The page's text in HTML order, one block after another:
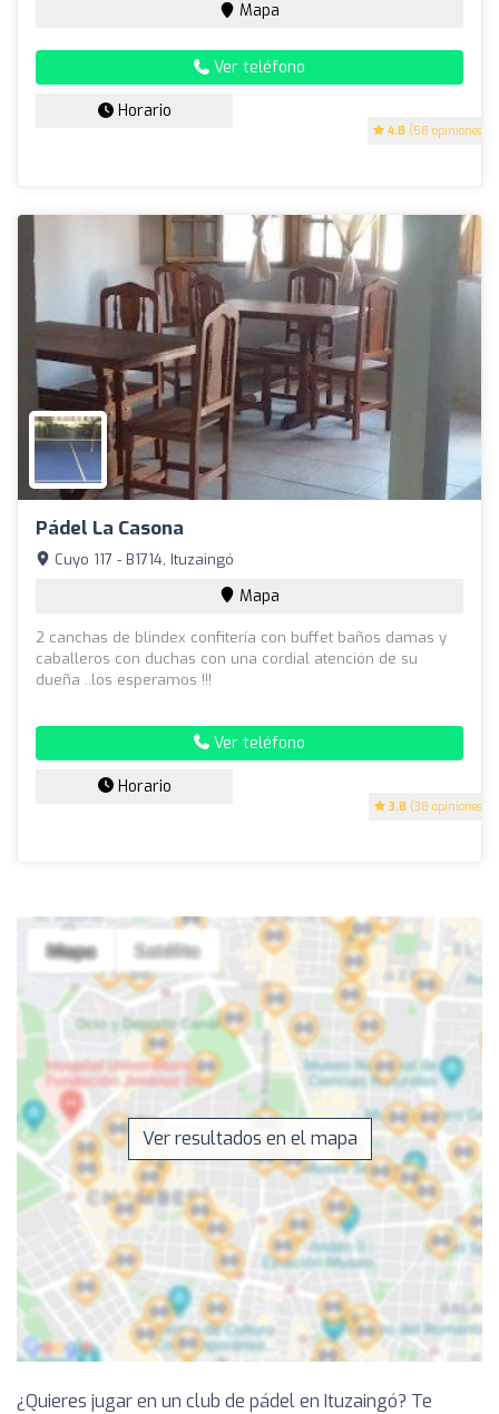
4.8 (58 opiniones)
Mapa
Ver teléfono
Horario
Pádel La Casona
3.8 (38 opiniones)
Cuyo 117 - B1714, Ituzaingó
Mapa
2 canchas de blindex confitería con buffet baños damas y
caballeros con duchas con una cordial atención de su
dueña ..los esperamos !!!
Ver teléfono
Horario
Ver resultados en el mapa
¿Quieres jugar en un club de pádel en Ituzaingó? Te